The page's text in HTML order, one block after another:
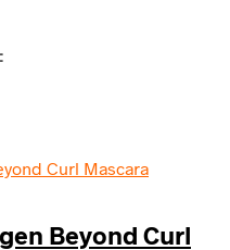
Beyond Curl